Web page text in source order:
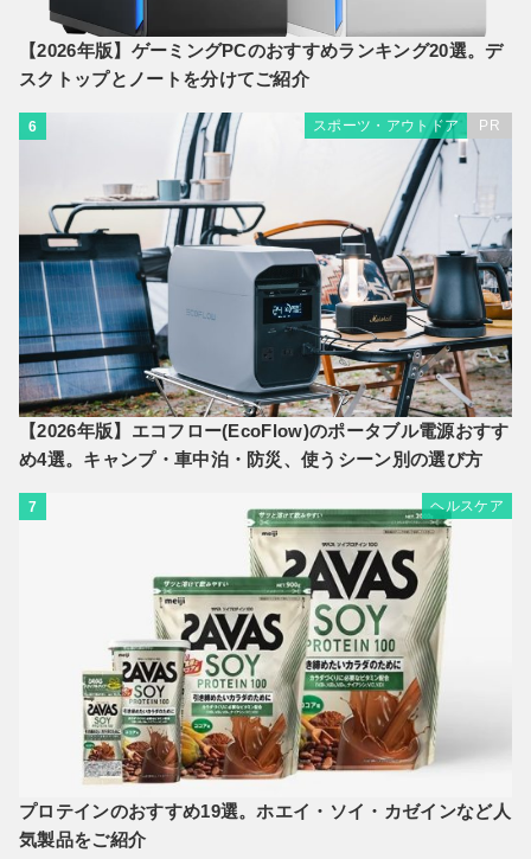
【2026年版】ゲーミングPCのおすすめランキング20選。デ
スクトップとノートを分けてご紹介
6 スポーツ・アウトドア PR
【2026年版】エコフロー(EcoFlow)のポータブル電源おすす
め4選。キャンプ・車中泊・防災、使うシーン別の選び方
7 ヘルスケア
プロテインのおすすめ19選。ホエイ・ソイ・カゼインなど人
気製品をご紹介